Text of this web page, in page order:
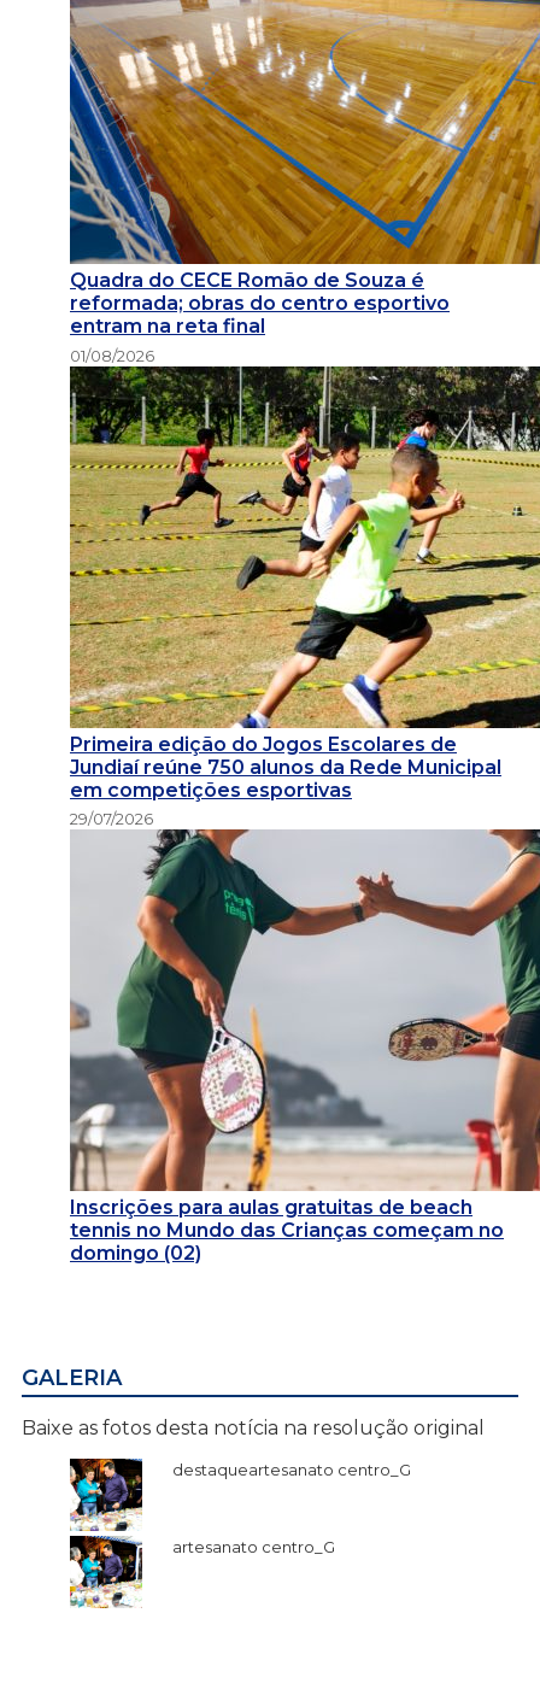
Quadra do CECE Romão de Souza é
reformada; obras do centro esportivo
entram na reta final
01/08/2026
Primeira edição do Jogos Escolares de
Jundiaí reúne 750 alunos da Rede Municipal
em competições esportivas
29/07/2026
Inscrições para aulas gratuitas de beach
tennis no Mundo das Crianças começam no
domingo (02)
GALERIA
Baixe as fotos desta notícia na resolução original
destaqueartesanato centro_G
artesanato centro_G